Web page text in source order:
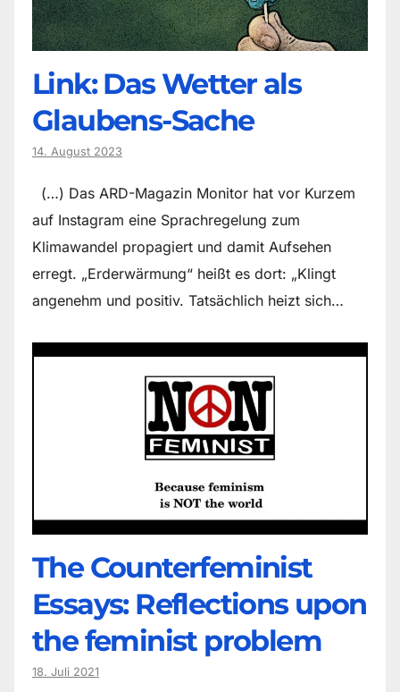
Link: Das Wetter als
Glaubens-Sache
14. August 2023
(…) Das ARD-Magazin Monitor hat vor Kurzem
auf Instagram eine Sprachregelung zum
Klimawandel propagiert und damit Aufsehen
erregt. „Erderwärmung“ heißt es dort: „Klingt
angenehm und positiv. Tatsächlich heizt sich…
The Counter­feminist
Essays: Reflections upon
the feminist problem
18. Juli 2021